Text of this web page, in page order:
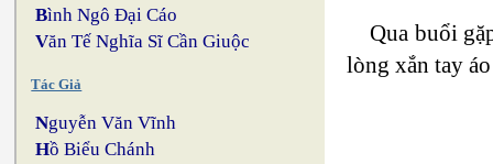
Bình Ngô Đại Cáo
Văn Tế Nghĩa Sĩ Cần Giuộc
Tác Giả
Nguyễn Văn Vĩnh
Hồ Biểu Chánh
Qua buổi
lòng xắn tay